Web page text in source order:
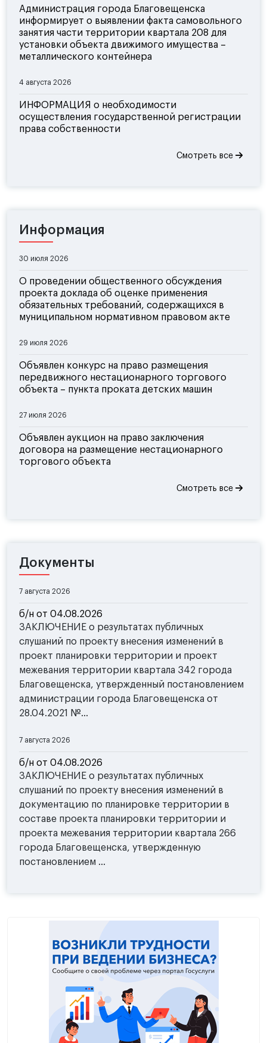
Администрация города Благовещенска
информирует о выявлении факта самовольного
занятия части территории квартала 208 для
установки объекта движимого имущества –
металлического контейнера
4 августа 2026
ИНФОРМАЦИЯ о необходимости
осуществления государственной регистрации
права собственности
Смотреть все
Информация
30 июля 2026
О проведении общественного обсуждения
проекта доклада об оценке применения
обязательных требований, содержащихся в
муниципальном нормативном правовом акте
29 июля 2026
Объявлен конкурс на право размещения
передвижного нестационарного торгового
объекта – пункта проката детских машин
27 июля 2026
Объявлен аукцион на право заключения
договора на размещение нестационарного
торгового объекта
Смотреть все
Документы
7 августа 2026
б/н от 04.08.2026
ЗАКЛЮЧЕНИЕ о результатах публичных
слушаний по проекту внесения изменений в
проект планировки территории и проект
межевания территории квартала 342 города
Благовещенска, утвержденный постановлением
администрации города Благовещенска от
28.04.2021 №...
7 августа 2026
б/н от 04.08.2026
ЗАКЛЮЧЕНИЕ о результатах публичных
слушаний по проекту внесения изменений в
документацию по планировке территории в
составе проекта планировки территории и
проекта межевания территории квартала 266
города Благовещенска, утвержденную
постановлением ...